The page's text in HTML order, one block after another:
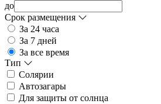
до
Срок размещения
За 24 часа
За 7 дней
За все время
Тип
Солярии
Автозагары
Для защиты от солнца